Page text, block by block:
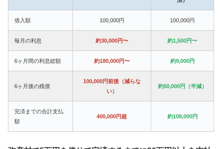
借入額 100,000円 100,000円
毎月の利息 約30,000円〜 約1,500円〜
6ヶ月間の利息総額 約180,000円〜 約9,000円
6ヶ月後の残債
100,000円前後（減らな
い）
約50,000円（半減）
完済までの合計支払
額
400,000円超 約108,000円